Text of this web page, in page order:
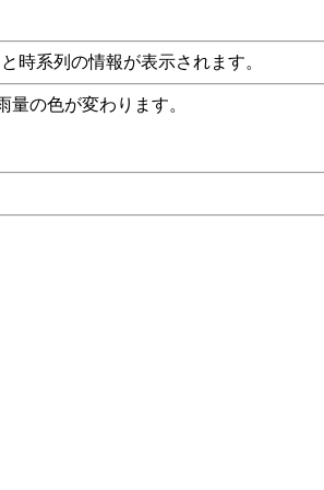
時系列の情報が表示されます。
量の色が変わります。